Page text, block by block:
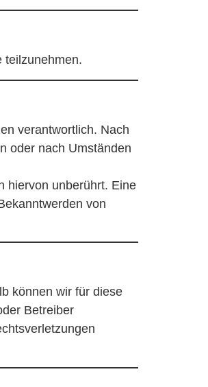
teilzunehmen.
verantwortlich. Nach
oder nach Umständen
hiervon unberührt. Eine
von
können wir für diese
Betreiber